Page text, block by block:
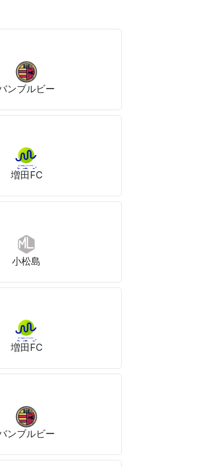
ンブルビー
増田FC
小松島
増田FC
ンブルビー